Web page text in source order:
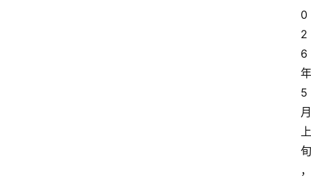
0
2
6
年
5
月
上
旬
，